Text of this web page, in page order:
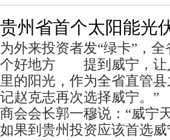
贵州省首个太阳能光
为外来投资者发“绿卡”，
个好地方 提到威宁，让
里的阳光，作为全省直管
记赵克志再次选择威宁。
商会会长郭一穆说：“威宁
如果到贵州投资应该首选威